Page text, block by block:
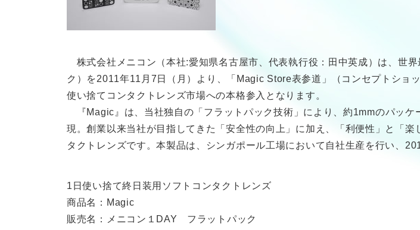
株式会社メニコン（本社:愛知県名古屋市、代表執行役：田中英成）は、世
ク）を2011年11月7日（月）より、「Magic Store表参道」（コンセプトショ
使い捨てコンタクトレンズ市場への本格参入となります。
『Magic』は、当社独自の「フラットパック技術」により、約1mmのパッ
現。創業以来当社が目指してきた「安全性の向上」に加え、「利便性」と「
タクトレンズです。本製品は、シンガポール工場において自社生産を行い、
1日使い捨て終日装用ソフトコンタクトレンズ
商品名：Magic
販売名：メニコン１DAY フラットパック